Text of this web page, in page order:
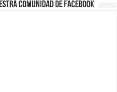
comunidad de Facebook